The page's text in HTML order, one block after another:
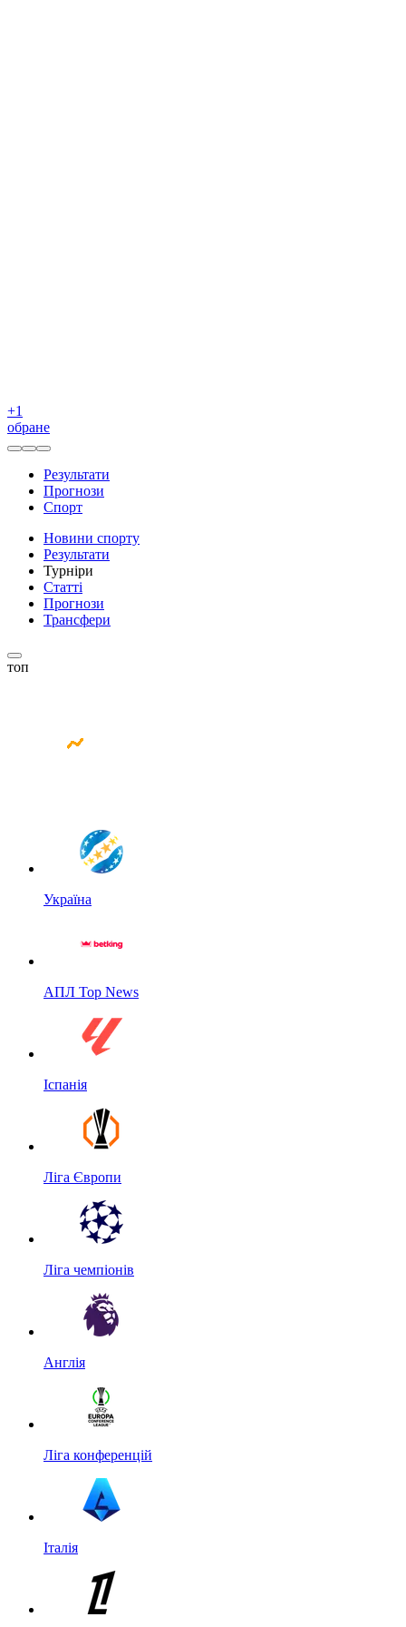
+1
обране
Результати
Прогнози
Спорт
Новини спорту
Результати
Турніри
Статті
Прогнози
Трансфери
топ
Україна
АПЛ Top News
Іспанія
Ліга Європи
Ліга чемпіонів
Англія
Ліга конференцій
Італія